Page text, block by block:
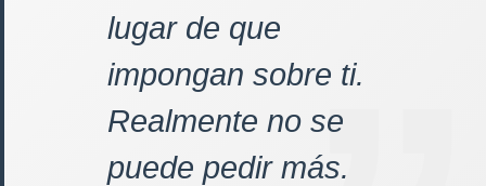
lugar de que
impongan sobre ti.
Realmente no se
puede pedir más.